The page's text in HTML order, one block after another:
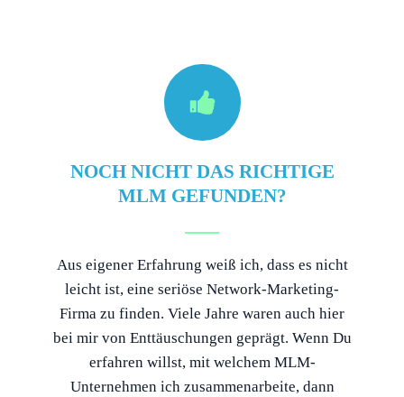
NOCH NICHT DAS RICHTIGE
MLM GEFUNDEN?
Aus eigener Erfahrung weiß ich, dass es nicht
leicht ist, eine seriöse Network-Marketing-
Firma zu finden. Viele Jahre waren auch hier
bei mir von Enttäuschungen geprägt. Wenn Du
erfahren willst, mit welchem MLM-
Unternehmen ich zusammenarbeite, dann